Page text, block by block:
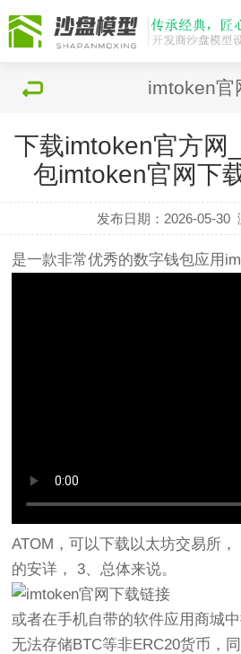
imtoken官
下载imtoken官方网
包imtoken官网下
发布日期：2026-05-30
是一款非常优秀的数字钱包应用 im
ATOM，可以下载以太坊交易所
的安详， 3、总体来说。
或者在手机自带的软件应用商城中
无法存储BTC等非ERC20货币，